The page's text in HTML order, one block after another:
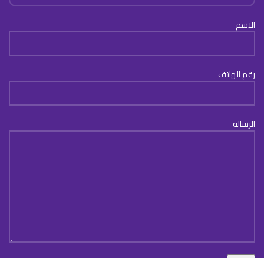
الاسم
رقم الهاتف
الرسالة